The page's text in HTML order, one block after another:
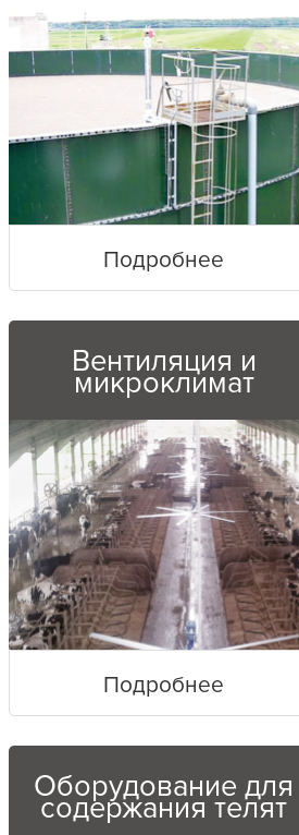
Подробнее
Вентиляция и
микроклимат
Подробнее
Оборудование для
содержания телят